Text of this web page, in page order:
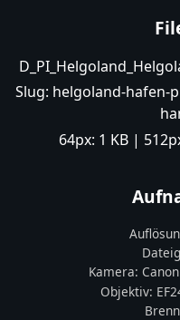
Slug: helgoland-hafen-
64px: 1 KB|
Kamera: Canon
Objektiv: